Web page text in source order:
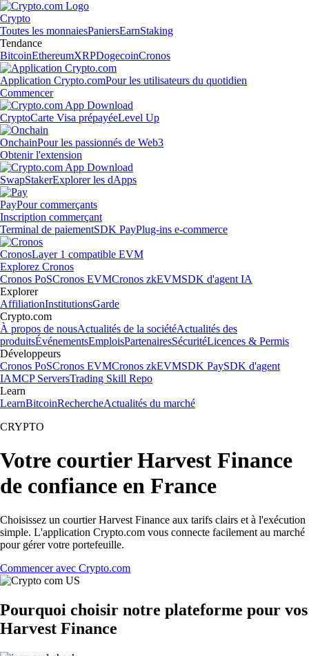
Crypto
Toutes les monnaiesPaniersEarnStaking
Tendance
BitcoinEthereumXRPDogecoinCronos
Application Crypto.comPour les utilisateurs du quotidien
Commencer
CryptoCarte Visa prépayéeLevel Up
OnchainPour les passionnés de Web3
Obtenir l'extension
SwapStakerExplorer les dApps
PayPour commerçants
Inscription commerçant
Terminal de paiementSDK PayPlug-ins e-commerce
CronosLayer 1 compatible EVM
Explorez Cronos
Cronos PoSCronos EVMCronos zkEVMSDK d'agent IA
Explorer
AffiliationInstitutionsGarde
Crypto.com
À propos de nousActualités de la sociétéActualités des
produitsÉvénementsEmploisPartenairesSécuritéLicences & Permis
Développeurs
Cronos PoSCronos EVMCronos zkEVMSDK PaySDK d'agent
IAMCP ServersTrading Skill Repo
Learn
LearnBitcoinRechercheActualités du marché
CRYPTO
Votre courtier Harvest Finance
de confiance en France
Choisissez un courtier Harvest Finance aux tarifs clairs et à l'exécution
simple. L'application Crypto.com vous connecte facilement au marché
pour gérer votre portefeuille.
Commencer avec Crypto.com
Pourquoi choisir notre plateforme pour vos
Harvest Finance